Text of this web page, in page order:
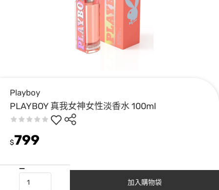
Playboy
PLAYBOY 真我女神女性淡香水 100ml
$799
加入購物袋